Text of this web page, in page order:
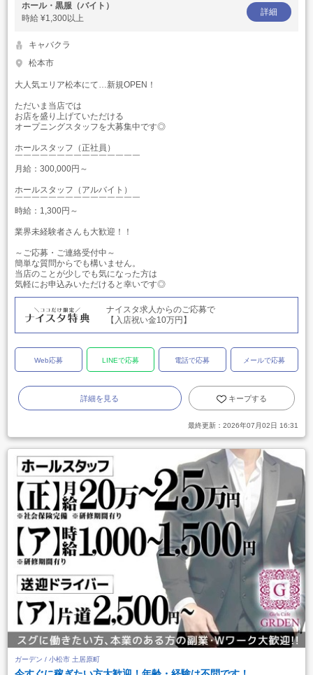
ホール・黒服（バイト）
時給 ¥1,300以上
詳細
キャバクラ
松本市
大人気エリア松本にて…新規OPEN！
ただいま当店では
お店を盛り上げていただける
オープニングスタッフを大募集中です◎
ホールスタッフ（正社員）
￣￣￣￣￣￣￣￣￣￣￣￣￣￣￣
月給：300,000円～
ホールスタッフ（アルバイト）
￣￣￣￣￣￣￣￣￣￣￣￣￣￣￣
時給：1,300円～
業界未経験者さんも大歓迎！！
～ご応募・ご連絡受付中～
簡単な質問からでも構いません。
当店のことが少しでも気になった方は
気軽にお申込みいただけると幸いです◎
ナイスタ求人からのご応募で
【入店祝い金10万円】
Web応募 LINEで応募 電話で応募 メールで応募
詳細を見る キープする
最終更新： 2026年07月02日 16:31
ガーデン / 小松市 土居原町